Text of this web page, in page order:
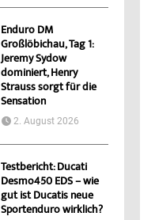
Enduro DM
Großlöbichau, Tag 1:
Jeremy Sydow
dominiert, Henry
Strauss sorgt für die
Sensation
2. August 2026
Testbericht: Ducati
Desmo450 EDS – wie
gut ist Ducatis neue
Sportenduro wirklich?